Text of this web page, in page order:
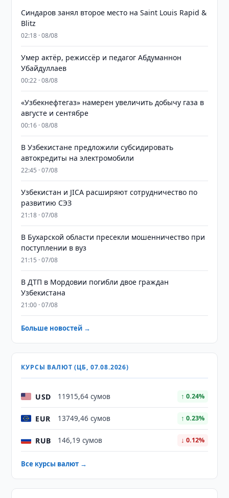
Синдаров занял второе место на Saint Louis Rapid &
Blitz
02:18 · 08/08
Умер актёр, режиссёр и педагог Абдуманнон
Убайдуллаев
00:22 · 08/08
«Узбекнефтегаз» намерен увеличить добычу газа в
августе и сентябре
00:16 · 08/08
В Узбекистане предложили субсидировать
автокредиты на электромобили
22:45 · 07/08
Узбекистан и JICA расширяют сотрудничество по
развитию СЭЗ
21:18 · 07/08
В Бухарской области пресекли мошенничество при
поступлении в вуз
21:15 · 07/08
В ДТП в Мордовии погибли двое граждан
Узбекистана
21:00 · 07/08
Больше новостей →
КУРСЫ ВАЛЮТ (ЦБ, 07.08.2026)
USD 11915,64 сумов ↑ 0.24%
EUR 13749,46 сумов ↑ 0.23%
RUB 146,19 сумов ↓ 0.12%
Все курсы валют →